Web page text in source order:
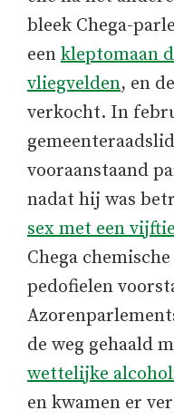
bleek Chega-
een kleptomaan
vliegvelden, en
verkocht. In
vooraanstaand
nadat hij was
sex met een
Chega
pedofielen
de weg gehaald
wettelijke
en kwamen er